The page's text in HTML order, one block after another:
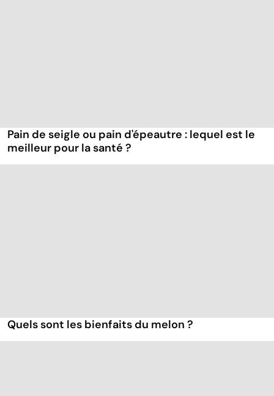
Pain de seigle ou pain d'épeautre : lequel est le
meilleur pour la santé ?
Quels sont les bienfaits du melon ?